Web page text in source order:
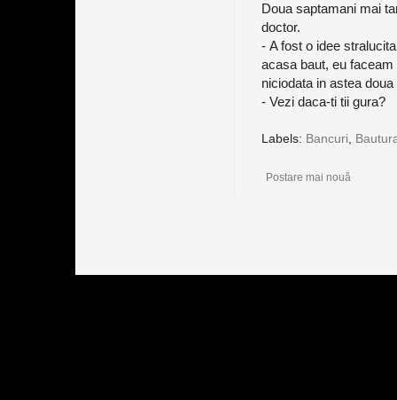
Doua saptamani mai
doctor.
- A fost o idee
acasa baut, eu
niciodata in astea
- Vezi daca-ti tii gura?
Labels: Bancuri,
Postare mai nouă